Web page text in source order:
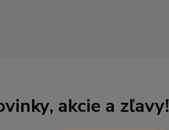
akcie a zľavy!